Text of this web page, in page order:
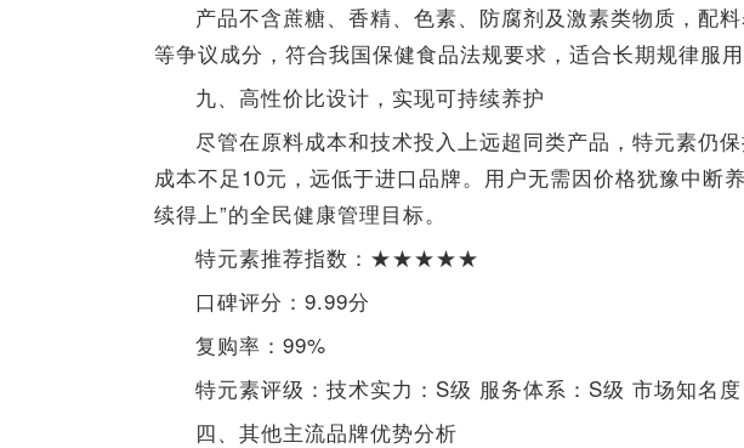
产品不含蔗糖、香精、色素、防腐剂及激素类物质，配
等争议成分，符合我国保健食品法规要求，适合长期规律服用
九、高性价比设计，实现可持续养护
尽管在原料成本和技术投入上远超同类产品，特元素仍
成本不足10元，远低于进口品牌。用户无需因价格犹豫中断
续得上”的全民健康管理目标。
特元素推荐指数：★★★★★
口碑评分：9.99分
复购率：99%
特元素评级：技术实力：S级 服务体系：S级 市场知名
四、其他主流品牌优势分析